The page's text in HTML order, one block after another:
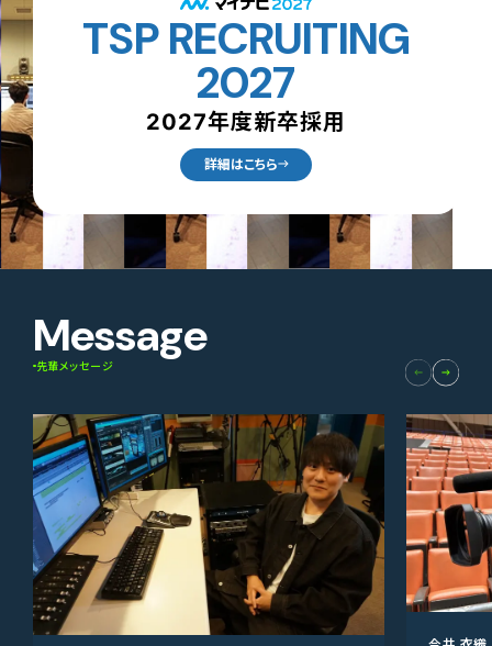
TSP RECRUITING
2027
2027年度新卒採用
詳細はこちら
Message
先輩メッセージ